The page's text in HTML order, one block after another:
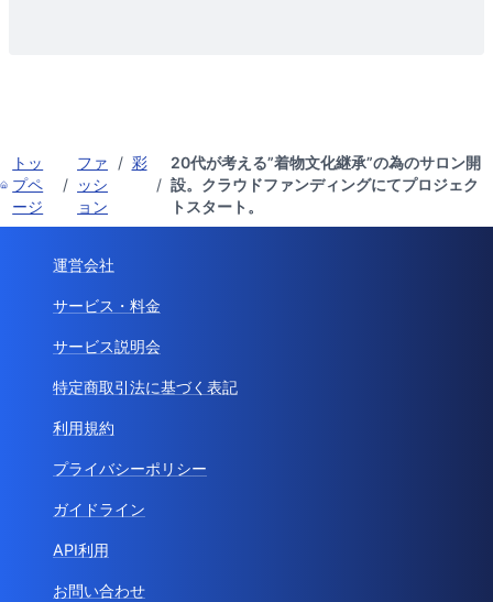
トッ
プペ
ージ
/
ファ
ッシ
ョン
/ 彩
/
20代が考える”着物文化継承”の為のサロン開
設。クラウドファンディングにてプロジェク
トスタート。
運営会社
サービス・料金
サービス説明会
特定商取引法に基づく表記
利用規約
プライバシーポリシー
ガイドライン
API利用
お問い合わせ